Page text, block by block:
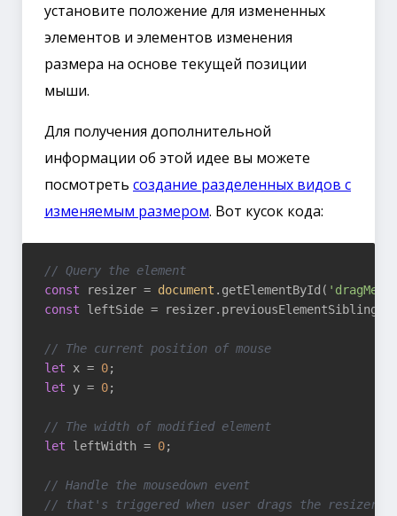
установите положение для измененных
элементов и элементов изменения
размера на основе текущей позиции
мыши.
Для получения дополнительной
информации об этой идее вы можете
посмотреть создание разделенных видов с
изменяемым размером. Вот кусок кода:
// Query the element
const resizer = document .getElementById( 'dragMe'
const leftSide = resizer.previousElementSibling;
// The current position of mouse
let x = 0
let y = 0;
// The width of modified element
let leftWidth = 0;
// Handle the mousedown event
// that's triggered when user drags the resizer